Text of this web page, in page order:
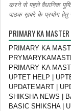
करने से पहले वैधानिक
पाठक ख़बरे के प्रयोग हेतु
PRIMARY KA MASTER
PRIMARY KA
PRIMARY KA
UPTET HELP |
UPDATEMART |
SHIKSHA NEWS |
BASIC SHIKSHA |